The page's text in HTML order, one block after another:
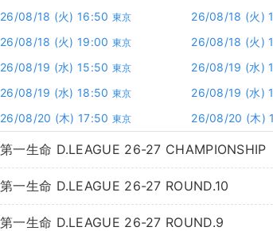
26/08/18 (火) 16:50 東京 26/08/18 (火)
26/08/18 (火) 19:00 東京 26/08/18 (火)
26/08/19 (水) 15:50 東京 26/08/19 (水)
26/08/19 (水) 18:50 東京 26/08/19 (水)
26/08/20 (木) 17:50 東京 26/08/20 (木)
第一生命 D.LEAGUE 26-27 CHAMPIONSHIP
第一生命 D.LEAGUE 26-27 ROUND.10
第一生命 D.LEAGUE 26-27 ROUND.9